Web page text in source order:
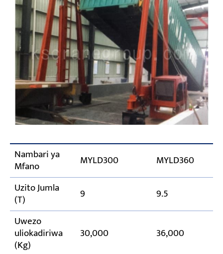
Nambari ya
Mfano MYLD300
MYLD360
Uzito Jumla
(T) 9
9.5
Uwezo
uliokadiriwa
(Kg)
30,000 36,000